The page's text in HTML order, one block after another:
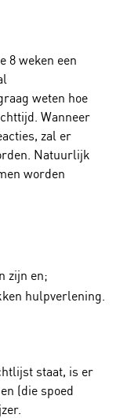
8 weken een
weten hoe
Wanneer
zal er
Natuurlijk
worden
zijn en;
hulpverlening.
staat, is er
(die spoed